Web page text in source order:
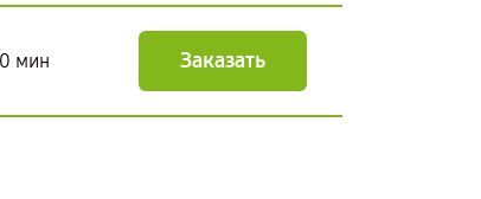
мин Заказать